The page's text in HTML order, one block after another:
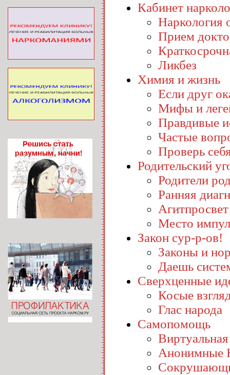
Кабинет
Наркология
Прием
Ликбез
Химия и жизнь
Если друг
Мифы и
Правдивые
Частые
Проверь
Родительский
Родители
Ранняя
Агитпросвет
Место
Закон сур-р-ов!
Законы и
Даешь
Сверхценные
Косые
Глас народа
Самопомощь
Анонимные